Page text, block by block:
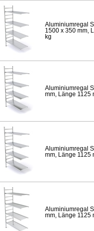
Aluminiumregal
1500 x 350 mm,
kg
Aluminiumregal
mm, Länge 1125
Aluminiumregal
mm, Länge 1125
Aluminiumregal
mm, Länge 1125